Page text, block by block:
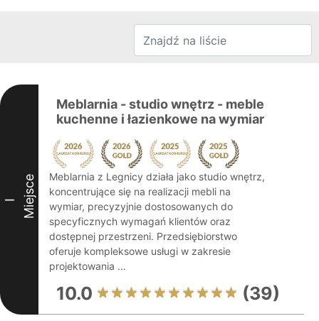
I Miejsce
Meblarnia - studio wnętrz - meble
kuchenne i łazienkowe na wymiar
Meblarnia z Legnicy działa jako studio wnętrz,
koncentrujące się na realizacji mebli na
wymiar, precyzyjnie dostosowanych do
specyficznych wymagań klientów oraz
dostępnej przestrzeni. Przedsiębiorstwo
oferuje kompleksowe usługi w zakresie
projektowania ...
10.0 (39)